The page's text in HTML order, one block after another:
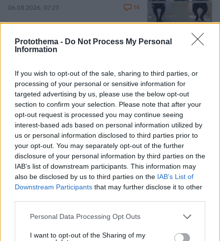
Protothema - Do Not Process My Personal
Information
If you wish to opt-out of the sale, sharing to third parties, or
processing of your personal or sensitive information for
targeted advertising by us, please use the below opt-out
section to confirm your selection. Please note that after your
opt-out request is processed you may continue seeing
interest-based ads based on personal information utilized by
us or personal information disclosed to third parties prior to
your opt-out. You may separately opt-out of the further
disclosure of your personal information by third parties on the
IAB’s list of downstream participants. This information may
also be disclosed by us to third parties on the IAB’s List of
Downstream Participants that may further disclose it to other
Please note that this website/app uses one or more Google
not limited to your visit or usage behaviour. You may click to
Personal Data Processing Opt Outs
I want to opt-out of the Sharing of my
06.08.2026, 07:23 14
Games
Cut The Rope Northern Heights Candy
ΔΕΙΤΕ ΟΛΑ ΤΑ GAMES
Best of Network